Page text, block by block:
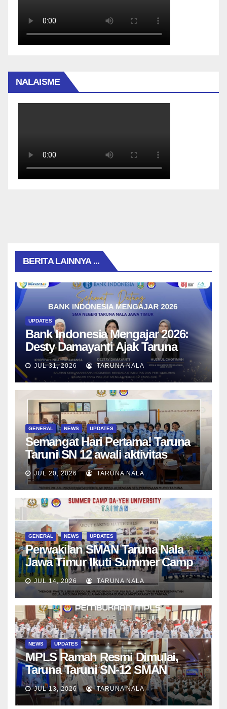
NALAISME
BERITA LAINNYA ...
UPDATES
Bank Indonesia Mengajar 2026:
Desty Damayanti Ajak Taruna
SMAN Taruna Nala Jawa Timur
Menjadi Generasi Pemimpin
Berwawasan Global
JUL 31, 2026 TARUNA NALA
GENERAL NEWS UPDATES
Semangat Hari Pertama! Taruna
Taruni SN 12 awali aktivitas
bersama Wali Kelas dan Tes
Asesmen Diagnostik
JUL 20, 2026 TARUNA NALA
GENERAL NEWS UPDATES
Perwakilan SMAN Taruna Nala
Jawa Timur Ikuti Summer Camp
di Da-Yeh University, Taiwan
JUL 14, 2026 TARUNA NALA
NEWS UPDATES
MPLS Ramah Resmi Dimulai,
Taruna Taruni SN-12 SMAN
Taruna Nala Jawa Timur Siap
Menjalani Tahun Ajaran Baru
JUL 13, 2026 TARUNA NALA